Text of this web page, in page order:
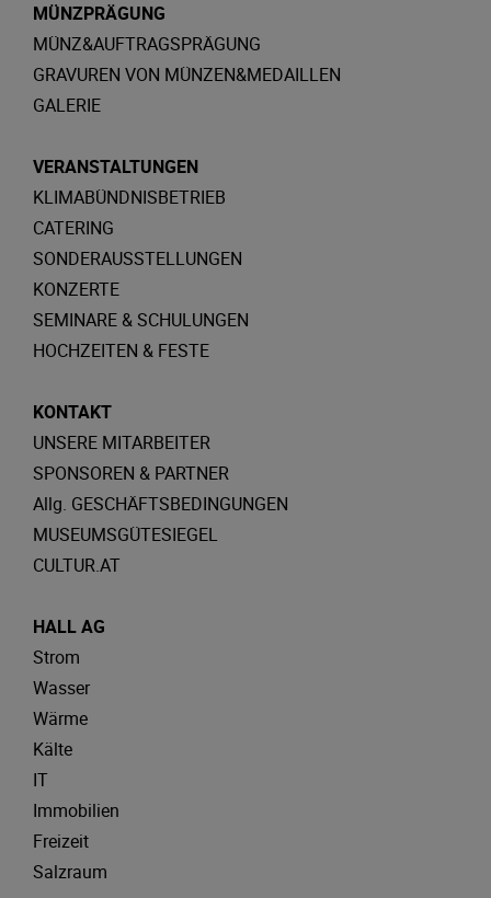
MÜNZPRÄGUNG
MÜNZ&AUFTRAGSPRÄGUNG
GRAVUREN VON MÜNZEN&MEDAILLEN
GALERIE
VERANSTALTUNGEN
KLIMABÜNDNISBETRIEB
CATERING
SONDERAUSSTELLUNGEN
KONZERTE
SEMINARE & SCHULUNGEN
HOCHZEITEN & FESTE
KONTAKT
UNSERE MITARBEITER
SPONSOREN & PARTNER
Allg. GESCHÄFTSBEDINGUNGEN
MUSEUMSGÜTESIEGEL
CULTUR.AT
HALL AG
Strom
Wasser
Wärme
Kälte
IT
Immobilien
Freizeit
Salzraum